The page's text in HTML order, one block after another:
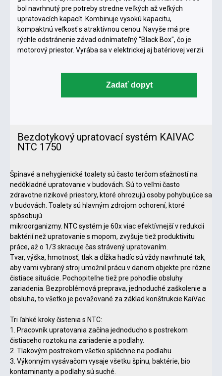
bol navrhnutý pre potreby stredne veľkých až veľkých
upratovacích kapacít. Kombinuje vysokú kapacitu,
kompaktnú veľkosť s atraktívnou cenou. Navyše má pre
rýchle odstránenie závad odnímateľný "Black Box", čo je
motorový priestor. Vyrába sa v elektrickej aj batériovej verzii.
Zadať dopyt
Bezdotykový upratovací systém KAIVAC
NTC 1750
Špinavé a nehygienické toalety sú často terčom sťažností na
nedôkladné upratovanie v budovách. Sú to veľmi často
zdravotne rizikové priestory, ktoré ohrozujú osoby pohybujúce sa
v budovách. Toalety sú hlavným zdrojom ochorení, ktoré
spôsobujú
mikroorganizmy. NTC systém je 60x viac efektívnejší v redukcii
baktérií než upratovanie s mopom, zvyšuje tiež produktivitu
práce, až o 1/3 skracuje čas strávený upratovaním.
Tvar, výška, hmotnosť, tlak a dĺžka hadíc sú vždy navrhnuté tak,
aby vami vybraný stroj umožnil prácu v danom objekte pre rôzne
čistiace situácie. Pochopiteľne tiež pre pohodlie obsluhy
zariadenia. Bezproblémová preprava, jednoduché zaškolenie a
obsluha, to všetko je považované za základ konštrukcie KaiVac.
Tri ľahké kroky čistenia s NTC:
1. Pracovník upratovania začína jednoducho s postrekom
čistiaceho roztoku na zariadenie a podlahy.
2. Tlakovým postrekom všetko spláchne na podlahu.
3. Výkonným vysávačom vysaje všetku špinu, baktérie, bio
kontaminanty a podlahy sú suché.